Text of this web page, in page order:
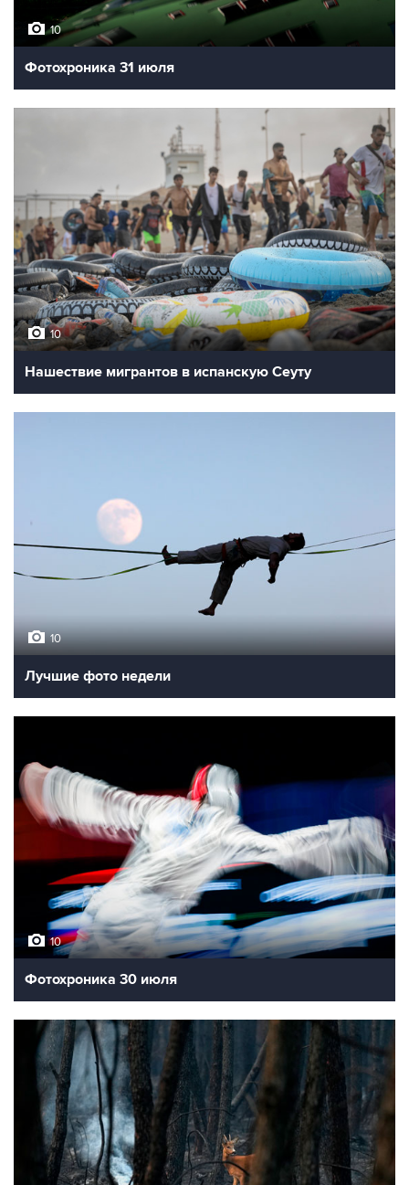
10
Фотохроника 31 июля
10
Нашествие мигрантов в испанскую Сеуту
10
Лучшие фото недели
10
Фотохроника 30 июля